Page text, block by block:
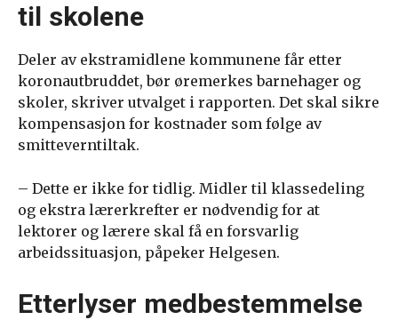
til skolene
Deler av ekstramidlene kommunene får etter
koronautbruddet, bør øremerkes barnehager og
skoler, skriver utvalget i rapporten. Det skal sikre
kompensasjon for kostnader som følge av
smitteverntiltak.
– Dette er ikke for tidlig. Midler til klassedeling
og ekstra lærerkrefter er nødvendig for at
lektorer og lærere skal få en forsvarlig
arbeidssituasjon, påpeker Helgesen.
Etterlyser medbestemmelse